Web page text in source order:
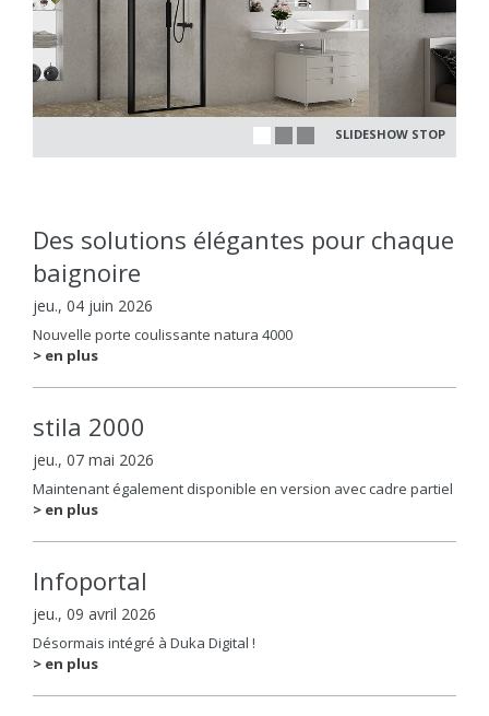
SLIDESHOW STOP
Des solutions élégantes pour chaque
baignoire
jeu., 04 juin 2026
Nouvelle porte coulissante natura 4000
> en plus
stila 2000
jeu., 07 mai 2026
Maintenant également disponible en version avec cadre partiel
> en plus
Infoportal
jeu., 09 avril 2026
Désormais intégré à Duka Digital !
> en plus